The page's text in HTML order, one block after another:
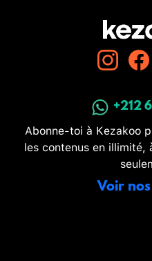
+212
Abonne-toi à Kezakoo
les contenus en illimité,
Voir